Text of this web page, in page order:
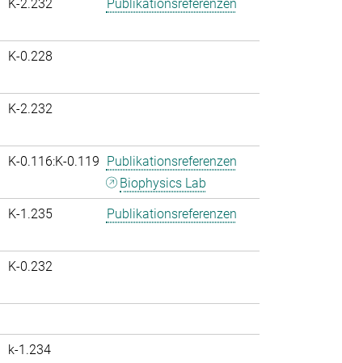
K-2.232 Publikationsreferenzen
K-0.228
K-2.232
K-0.116:K-0.119 Publikationsreferenzen
Biophysics Lab
K-1.235 Publikationsreferenzen
K-0.232
k-1.234